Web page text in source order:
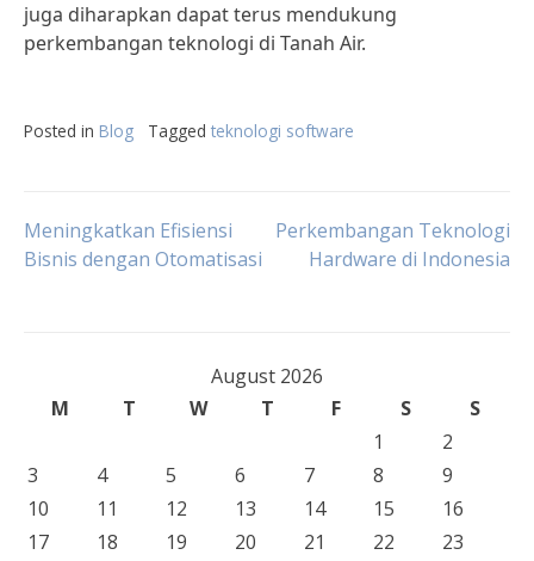
juga diharapkan dapat terus mendukung
perkembangan teknologi di Tanah Air.
Posted in Blog Tagged teknologi software
Post
Meningkatkan Efisiensi
Bisnis dengan Otomatisasi
Perkembangan Teknologi
Hardware di Indonesia
August 2026
M
T W T F S
S
1
2
3
4 5 6 7 8
9
10
11 12 13 14 15
16
17
18 19 20 21 22
23